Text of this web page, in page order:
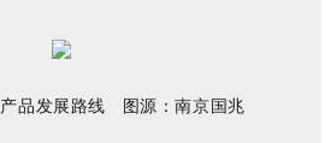
产品发展路线 图源：南京国兆